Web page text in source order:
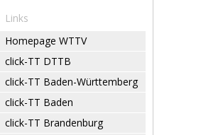
Links
Homepage WTTV
click-TT DTTB
click-TT Baden-Württemberg
click-TT Baden
click-TT Brandenburg